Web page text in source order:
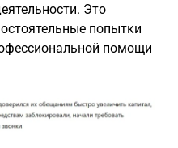
Это
попытки
помощи